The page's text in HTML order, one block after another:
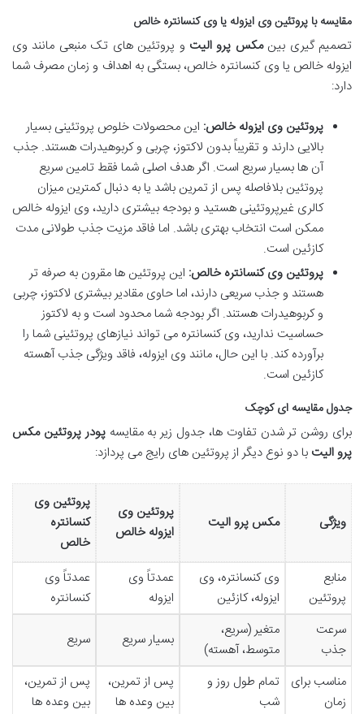
مقایسه با پروتئین وی ایزوله یا وی کنسانتره خالص
تصمیم گیری بینمکس پرو الیت و پروتئین های تک منبعی مانند وی
ایزوله خالص یا وی کنسانتره خالص، بستگی به اهداف و زمان مصرف شما
دارد:
پروتئین وی ایزوله خالص: این محصولات خلوص پروتئینی بسیار
بالایی دارند و تقریباً بدون لاکتوز، چربی و کربوهیدرات هستند. جذب
آن ها بسیار سریع است. اگر هدف اصلی شما فقط تامین سریع
پروتئین بلافاصله پس از تمرین باشد یا به دنبال کمترین میزان
کالری غیرپروتئینی هستید و بودجه بیشتری دارید، وی ایزوله خالص
ممکن است انتخاب بهتری باشد. اما فاقد مزیت جذب طولانی مدت
کازئین است.
پروتئین وی کنسانتره خالص: این پروتئین ها مقرون به صرفه تر
هستند و جذب سریعی دارند، اما حاوی مقادیر بیشتری لاکتوز، چربی
و کربوهیدرات هستند. اگر بودجه شما محدود است و به لاکتوز
حساسیت ندارید، وی کنسانتره می تواند نیازهای پروتئینی شما را
برآورده کند. با این حال، مانند وی ایزوله، فاقد ویژگی جذب آهسته
کازئین است.
جدول مقایسه ای کوچک
برای روشن تر شدن تفاوت ها، جدول زیر به مقایسهپودر پروتئین مکس
پرو الیت با دو نوع دیگر از پروتئین های رایج می پردازد:
ویژگی مکس پرو الیت
پروتئین وی
ایزوله خالص
پروتئین وی
کنسانتره
خالص
منابع
پروتئین
وی کنسانتره، وی
ایزوله، کازئین
عمدتاً وی
ایزوله
عمدتاً وی
کنسانتره
سرعت
جذب
متغیر (سریع،
متوسط، آهسته)
بسیار سریع سریع
مناسب برای
زمان
تمام طول روز و
شب
پس از تمرین،
بین وعده ها
پس از تمرین،
بین وعده ها